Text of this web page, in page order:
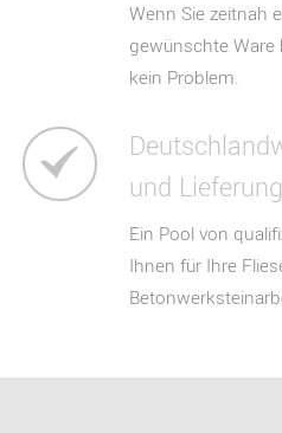
Wenn Sie zeitnah
gewünschte Ware
kein Problem.
und
Ein Pool von
Ihnen für Ihre